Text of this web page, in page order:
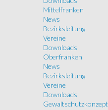
Mittelfranken
News
Bezirksleitung
Vereine
Downloads
Oberfranken
News
Bezirksleitung
Vereine
Downloads
Gewaltschutzkonzept